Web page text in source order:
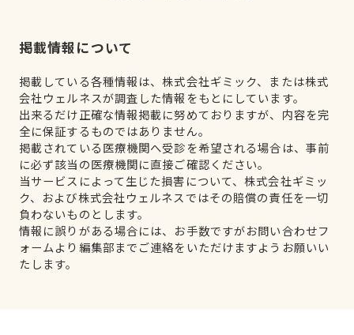
掲載情報について
掲載している各種情報は、株式会社ギミック、または株式
会社ウェルネスが調査した情報をもとにしています。
出来るだけ正確な情報掲載に努めておりますが、内容を完
全に保証するものではありません。
掲載されている医療機関へ受診を希望される場合は、事前
に必ず該当の医療機関に直接ご確認ください。
当サービスによって生じた損害について、株式会社ギミッ
ク、および株式会社ウェルネスではその賠償の責任を一切
負わないものとします。
情報に誤りがある場合には、お手数ですがお問い合わせフ
ォームより編集部までご連絡をいただけますようお願いい
たします。